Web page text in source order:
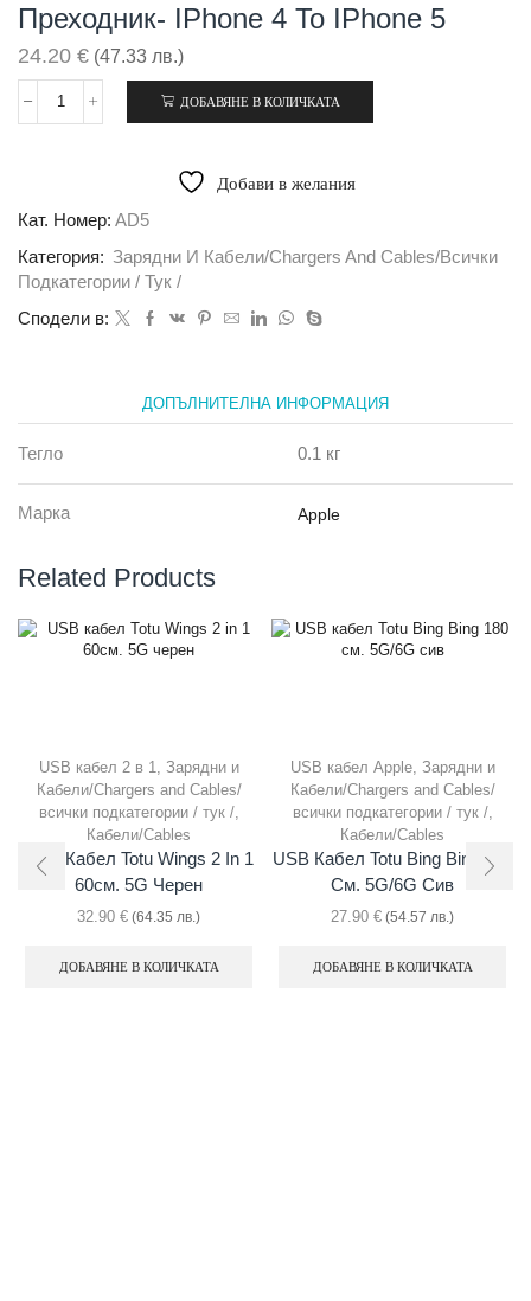
Преходник- IPhone 4 To IPhone 5
24.20 € (47.33 лв.)
количество
to
5
ДОБАВЯНЕ В КОЛИЧКАТА
Добави в желания
Кат. Номер: AD5
Категория: Зарядни И Кабели/Chargers And Cables/всички
Подкатегории / Тук /
Сподели в:
ДОПЪЛНИТЕЛНА ИНФОРМАЦИЯ
Тегло 0.1 кг
Марка Apple
Related Products
USB кабел 2 в 1
Зарядни и
Кабели/Chargers and Cables/
всички подкатегории / тук /,
Кабели/Cables
USB Кабел Totu Wings 2 In 1
60см. 5G Черен
32.90 € (64.35 лв.)
ДОБАВЯНЕ В КОЛИЧКАТА
USB кабел Apple, Зарядни и
Кабели/Chargers and Cables/
всички подкатегории / тук /,
Кабели/Cables
USB Кабел Totu Bing Bing 180
См. 5G/6G Сив
27.90 € (54.57 лв.)
ДОБАВЯНЕ В КОЛИЧКАТА